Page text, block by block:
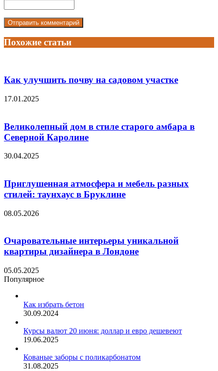
Похожие статьи
Как улучшить почву на садовом участке
17.01.2025
Великолепный дом в стиле старого амбара в
Северной Каролине
30.04.2025
Приглушенная атмосфера и мебель разных
стилей: таунхаус в Бруклине
08.05.2026
Очаровательные интерьеры уникальной
квартиры дизайнера в Лондоне
05.05.2025
Популярное
Как избрать бетон
30.09.2024
Курсы валют 20 июня: доллар и евро дешевеют
19.06.2025
Кованые заборы с поликарбонатом
31.08.2025